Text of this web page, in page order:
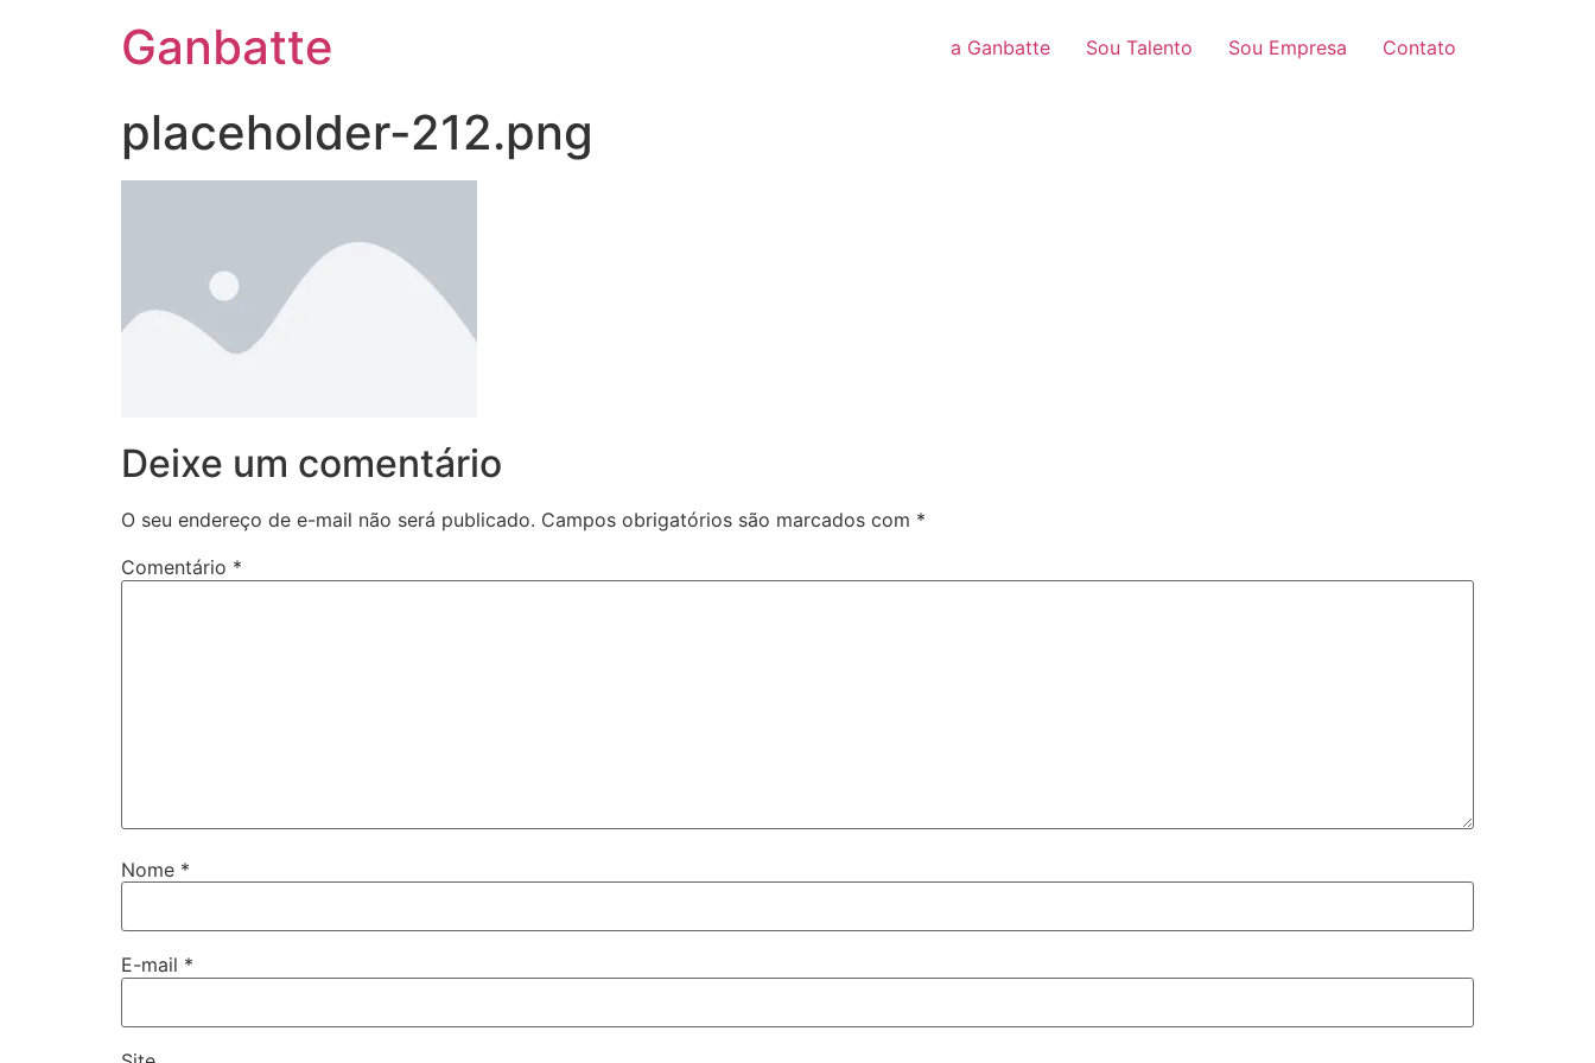
Ganbatte a Ganbatte Sou Talento Sou Empresa Contato
placeholder-212.png
Deixe um comentário
O seu endereço de e-mail não será publicado. Campos obrigatórios são marcados com *
Comentário *
Nome *
E-mail *